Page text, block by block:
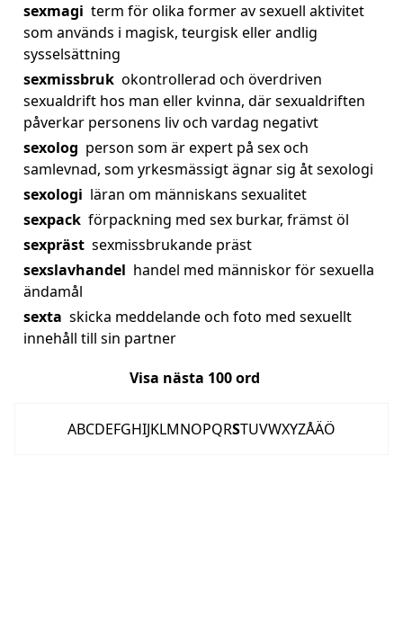
sexmagi term för olika former av sexuell aktivitet
som används i magisk, teurgisk eller andlig
sysselsättning
sexmissbruk okontrollerad och överdriven
sexualdrift hos man eller kvinna, där sexualdriften
påverkar personens liv och vardag negativt
sexolog person som är expert på sex och
samlevnad, som yrkesmässigt ägnar sig åt sexologi
sexologi läran om människans sexualitet
sexpack förpackning med sex burkar, främst öl
sexpräst sexmissbrukande präst
sexslavhandel handel med människor för sexuella
ändamål
sexta skicka meddelande och foto med sexuellt
innehåll till sin partner
Visa nästa 100ord
ABCDEFGHIJKLMNOPQRSTUVWXYZÅÄÖ